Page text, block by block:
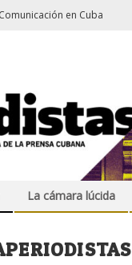
en Cuba
La cámara lúcida